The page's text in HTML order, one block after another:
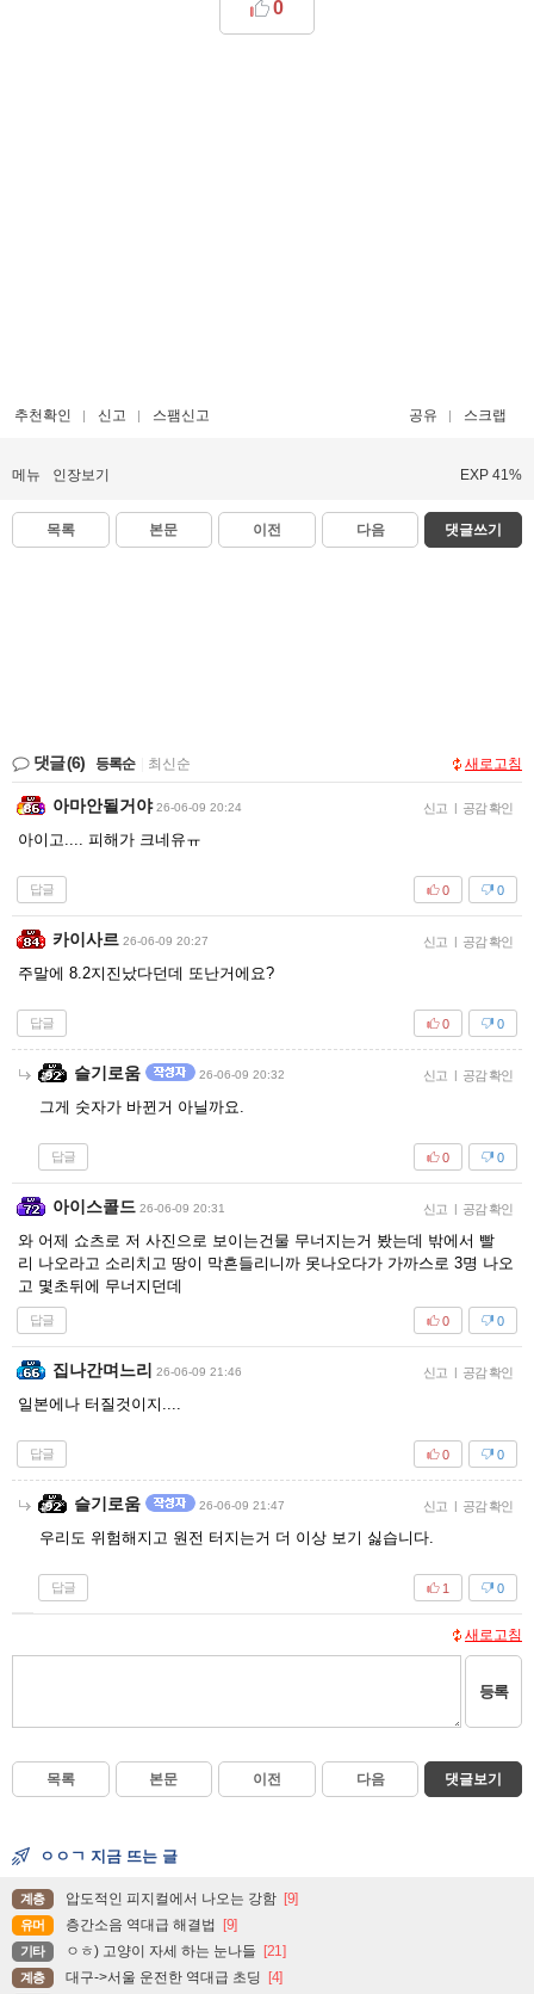
0
추천확인 신고 스팸신고 공유 스크랩
메뉴 인장보기 EXP 41%
목록 본문 이전 다음 댓글쓰기
댓글(6) 등록순 최신순 새로고침
아마안될거야 26-06-09 20:24 신고 | 공감 확인
아이고.... 피해가 크네유ㅠ
답글 0
0
카이사르 26-06-09 20:27 신고 | 공감 확인
주말에 8.2지진났다던데 또난거에요?
답글 0
0
슬기로움 26-06-09 20:32 신고 | 공감 확인
그게 숫자가 바뀐거 아닐까요.
답글 0
0
아이스콜드 26-06-09 20:31 신고 | 공감 확인
와 어제 쇼츠로 저 사진으로 보이는건물 무너지는거 봤는데 밖에서 빨
리 나오라고 소리치고 땅이 막흔들리니까 못나오다가 가까스로 3명 나오
고 몇초뒤에 무너지던데
답글 0
0
집나간며느리 26-06-09 21:46 신고 | 공감 확인
일본에나 터질것이지....
답글 0
0
슬기로움 26-06-09 21:47 신고 | 공감 확인
우리도 위험해지고 원전 터지는거 더 이상 보기 싫습니다.
답글 0
1
새로고침
등록
목록 본문 이전 다음 댓글보기
ㅇㅇㄱ 지금 뜨는 글
계층 압도적인 피지컬에서 나오는 강함 [9]
유머 층간소음 역대급 해결법 [9]
기타 ㅇㅎ) 고양이 자세 하는 눈나들 [21]
계층 대구->서울 운전한 역대급 초딩 [4]